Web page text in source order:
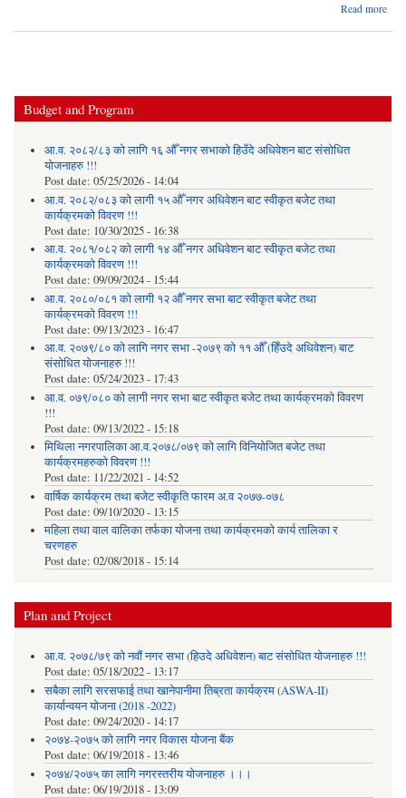
Read more
Budget and Program
आ.व. २०८२/८३ को लागि १६ औँ नगर सभाको हिउँदे अधिवेशन बाट संसोधित
योजनाहरु !!!
Post date: 05/25/2026 - 14:04
आ.व. २०८२/०८३ को लागी १५ औँ नगर अधिवेशन बाट स्वीकृत बजेट तथा
कार्यक्रमको विवरण !!!
Post date: 10/30/2025 - 16:38
आ.व. २०८१/०८२ को लागी १४ औँ नगर अधिवेशन बाट स्वीकृत बजेट तथा
कार्यक्रमको विवरण !!!
Post date: 09/09/2024 - 15:44
आ.व. २०८०/०८१ को लागी १२ औँ नगर सभा बाट स्वीकृत बजेट तथा
कार्यक्रमको विवरण !!!
Post date: 09/13/2023 - 16:47
आ.व. २०७९/८० को लागि नगर सभा -२०७९ को ११ औँ (हिँउदे अधिवेशन) बाट
संसोधित योजनाहरु !!!
Post date: 05/24/2023 - 17:43
आ.व. ०७९/०८० को लागी नगर सभा बाट स्वीकृत बजेट तथा कार्यक्रमको विवरण
!!!
Post date: 09/13/2022 - 15:18
मिथिला नगरपालिका आ.व.२०७८/०७९ को लागि विनियोजित बजेट तथा
कार्यक्रमहरुको विवरण !!!
Post date: 11/22/2021 - 14:52
वार्षिक कार्यक्रम तथा बजेट स्वीकृति फारम अ.व २०७७-०७८
Post date: 09/10/2020 - 13:15
महिला तथा वाल वालिका तर्फका याेजना तथा कार्यक्रमकाे कार्य तालिका र
चरणहरु
Post date: 02/08/2018 - 15:14
Plan and Project
आ.व. २०७८/७९ को नवौं नगर सभा (हिउदे अधिवेशन) बाट संसोधित योजनाहरु !!!
Post date: 05/18/2022 - 13:17
सबैका लागि सरसफाई तथा खानेपानीमा तिब्रता कार्यक्रम (ASWA-II)
कार्यान्वयन योजना (2018 -2022)
Post date: 09/24/2020 - 14:17
२०७४-२०७५ को लागि नगर विकास योजना बैंक
Post date: 06/19/2018 - 13:46
२०७४/२०७५ का लागि नगरस्तरीय योजनाहरु ।।।
Post date: 06/19/2018 - 13:09